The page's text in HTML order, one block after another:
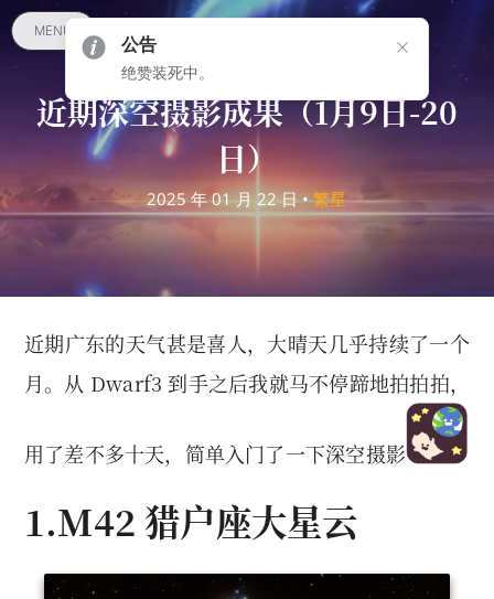
MENU
近期深空摄影成果（1月9日-20
日）
2025 年 01 月 22 日 •繁星
近期广东的天气甚是喜人，大晴天几乎持续了一个
月。从 Dwarf3 到手之后我就马不停蹄地拍拍拍，
用了差不多十天，简单入门了一下深空摄影
1.M42 猎户座大星云
公告
绝赞装死中。